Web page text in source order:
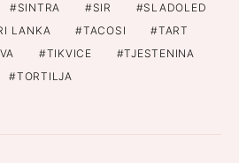
SINTRA SIR
SLADOLED
LANKA TACOSI
TART
TIKVICE
TJESTENINA
TORTILJA